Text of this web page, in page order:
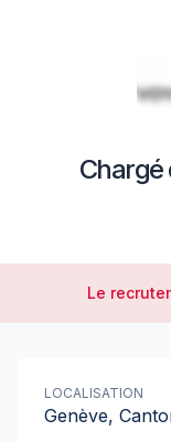
Chargé
Le
LOCALISATION
Genève,